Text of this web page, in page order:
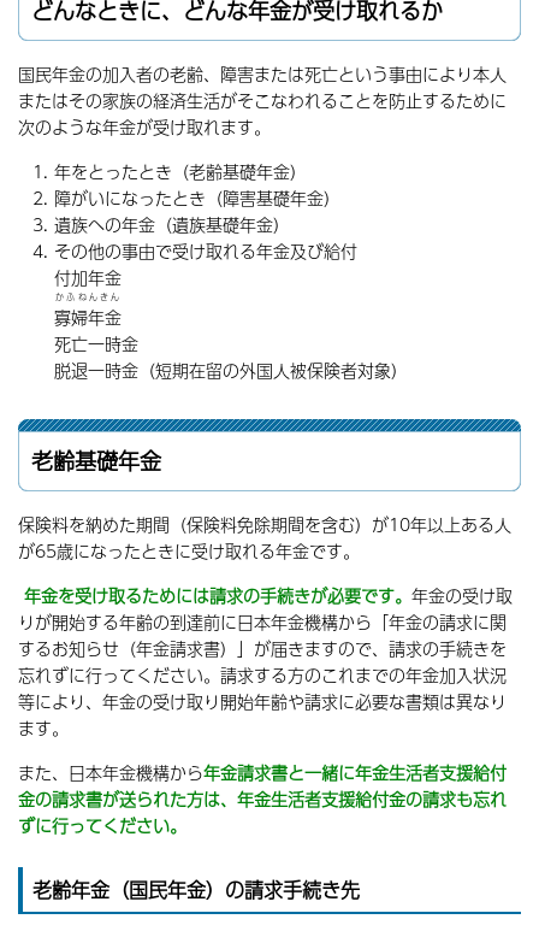
どんなときに、どんな年金が受け取れるか
国民年金の加入者の老齢、障害または死亡という事由により本人
またはその家族の経済生活がそこなわれることを防止するために
次のような年金が受け取れます。
年をとったとき（老齢基礎年金）
障がいになったとき（障害基礎年金）
遺族への年金（遺族基礎年金）
その他の事由で受け取れる年金及び給付
付加年金
寡婦年金
かふねんきん
死亡一時金
脱退一時金（短期在留の外国人被保険者対象）
老齢基礎年金
保険料を納めた期間（保険料免除期間を含む）が10年以上ある人
が65歳になったときに受け取れる年金です。
年金を受け取るためには請求の手続きが必要です。 年金の受け取
りが開始する年齢の到達前に日本年金機構から「年金の請求に関
するお知らせ（年金請求書）」が届きますので、請求の手続きを
忘れずに行ってください。請求する方のこれまでの年金加入状況
等により、年金の受け取り開始年齢や請求に必要な書類は異なり
ます。
また、日本年金機構から年金請求書と一緒に年金生活者支援給付
金の請求書が送られた方は、年金生活者支援給付金の請求も忘れ
ずに行ってください。
老齢年金（国民年金）の請求手続き先